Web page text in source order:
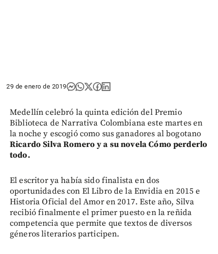
29 de enero de 2019
Medellín celebró la quinta edición del Premio
Biblioteca de Narrativa Colombiana este martes en
la noche y escogió como sus ganadores al bogotano
Ricardo Silva Romero y a su novela Cómo perderlo
todo.
El escritor ya había sido finalista en dos
oportunidades con El Libro de la Envidia en 2015 e
Historia Oficial del Amor en 2017. Este año, Silva
recibió finalmente el primer puesto en la reñida
competencia que permite que textos de diversos
géneros literarios participen.